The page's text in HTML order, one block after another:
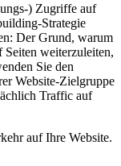
) Zugriffe auf
Strategie
Der Grund, warum
weiterzuleiten,
Sie den
Website-Zielgruppe
Traffic auf
auf Ihre Website.